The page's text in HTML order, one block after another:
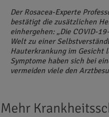
Der Rosacea-Experte
bestätigt die zusätzlichen
einhergehen: „Die COVID-
Welt zu einer
Hauterkrankung im Gesicht
Symptome haben sich bei
vermeiden viele den
Mehr